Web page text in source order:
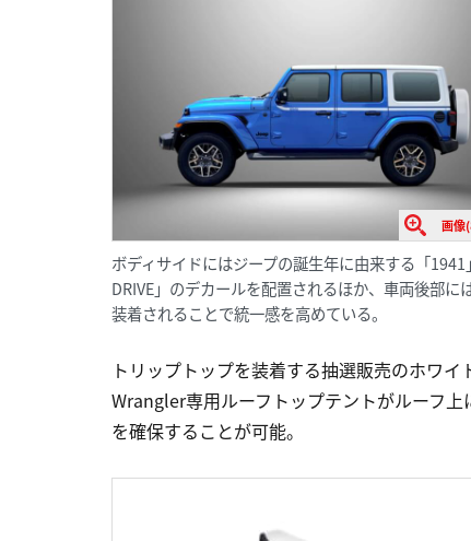
画像
ボディサイドにはジープの誕生年に由来する「
DRIVE」のデカールを配置されるほか、車両後部
装着されることで統一感を高めている。
トリップトップを装着する抽選販売のホワ
Wrangler専用ルーフトップテントがルーフ
を確保することが可能。